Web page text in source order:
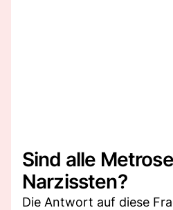
Sind alle
Narzissten?
Die Antwort auf diese